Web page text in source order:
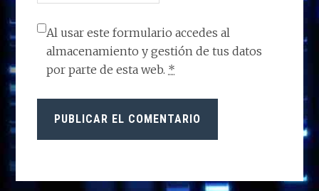
Al usar este formulario accedes al
almacenamiento y gestión de tus datos
por parte de esta web. *